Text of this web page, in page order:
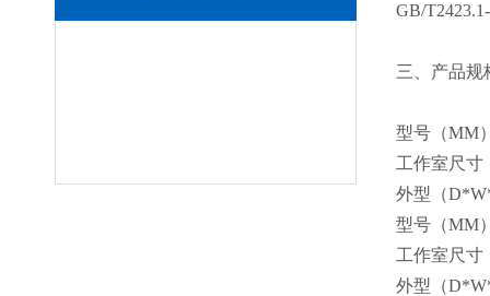
GB/
三、 产品规
型号（MM
工作室尺寸
外型（
型号（MM
工作室尺寸
外型（